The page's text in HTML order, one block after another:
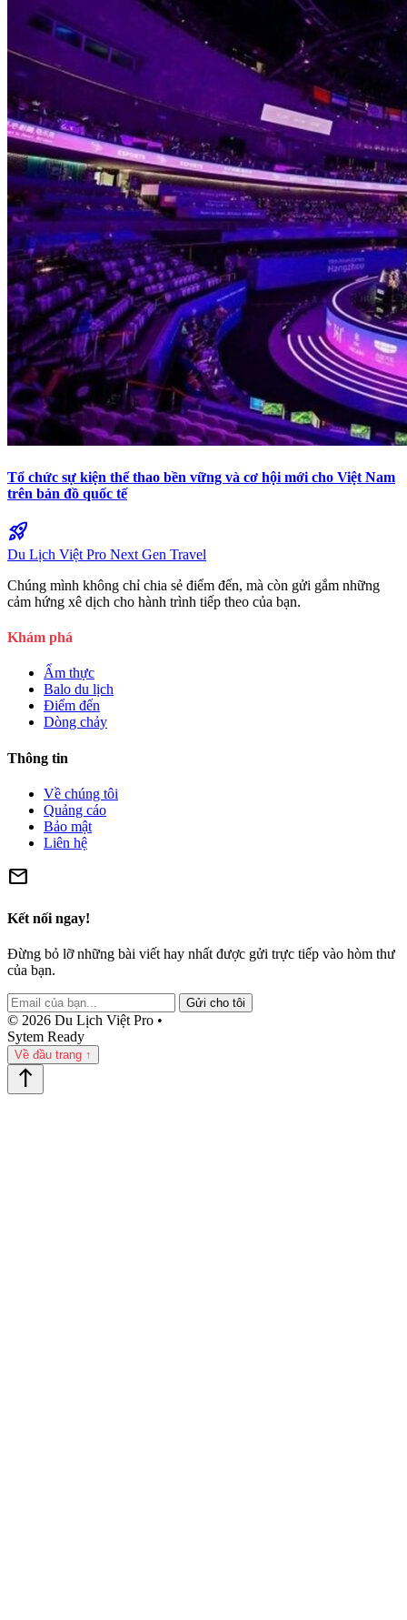
Tổ chức sự kiện thể thao bền vững và cơ hội mới cho Việt Nam
trên bản đồ quốc tế
rocket_launch
Du Lịch Việt Pro Next Gen Travel
Chúng mình không chỉ chia sẻ điểm đến, mà còn gửi gắm những
cảm hứng xê dịch cho hành trình tiếp theo của bạn.
Khám phá
Ẩm thực
Balo du lịch
Điểm đến
Dòng chảy
Thông tin
Về chúng tôi
Quảng cáo
Bảo mật
Liên hệ
mail
Kết nối ngay!
Đừng bỏ lỡ những bài viết hay nhất được gửi trực tiếp vào hòm thư
của bạn.
Gửi cho tôi
© 2026 Du Lịch Việt Pro •
Sytem Ready
Về đầu trang ↑
north